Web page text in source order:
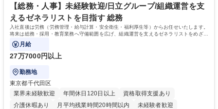
【総務・人事】未経験歓迎/日立グループ/組織運営を支
えるゼネラリストを目指す 総務
入社直後は労務（労務管理・給与計算・安全衛生・福利厚生等）からお任せいたします。
将来は総務・採用・教育業務へ守備範囲を広げ、組織運営を支えるゼネラリストをめざせ
ます。
月給
27万7000円以上
勤務地
東京都千代田区
業界未経験歓迎
年間休日120日以上
資格取得支援あり
介護休暇あり
月平均残業時間20時間以内
未経験者歓迎